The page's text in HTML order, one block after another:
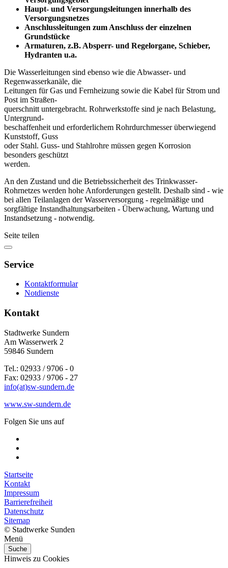
Haupt- und Versorgungsleitungen innerhalb des
Versorgungsnetzes
Anschlussleitungen zum Anschluss der einzelnen
Grundstücke
Armaturen, z.B. Absperr- und Regelorgane, Schieber,
Hydranten u.a.
Die Wasserleitungen sind ebenso wie die Abwasser- und
Regenwasserkanäle, die
Leitungen für Gas und Fernheizung sowie die Kabel für Strom und
Post im Straßen-
querschnitt untergebracht. Rohrwerkstoffe sind je nach Belastung,
Untergrund-
beschaffenheit und erforderlichem Rohrdurchmesser überwiegend
Kunststoff, Guss
oder Stahl. Guss- und Stahlrohre müssen gegen Korrosion
besonders geschützt
werden.
An den Zustand und die Betriebssicherheit des Trinkwasser-
Rohrnetzes werden hohe Anforderungen gestellt. Deshalb sind - wie
bei allen Teilanlagen der Wasserversorgung - regelmäßige und
sorgfältige Instandhaltungsarbeiten - Überwachung, Wartung und
Instandsetzung - notwendig.
Seite teilen
Service
Kontaktformular
Notdienste
Kontakt
Stadtwerke Sundern
Am Wasserwerk 2
59846 Sundern
Tel.: 02933 / 9706 - 0
Fax: 02933 / 9706 - 27
info(at)sw-sundern.de
www.sw-sundern.de
Folgen Sie uns auf
Startseite
Kontakt
Impressum
Barrierefreiheit
Datenschutz
Sitemap
© Stadtwerke Sunden
Menü
Suche
Hinweis zu Cookies